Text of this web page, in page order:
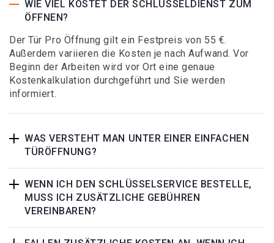
WIE VIEL KOSTET DER SCHLÜSSELDIENST ZUM
ÖFFNEN?
Der Tür Pro Öffnung gilt ein Festpreis von 55 €.
Außerdem variieren die Kosten je nach Aufwand. Vor
Beginn der Arbeiten wird vor Ort eine genaue
Kostenkalkulation durchgeführt und Sie werden
informiert.
WAS VERSTEHT MAN UNTER EINER EINFACHEN
TÜRÖFFNUNG?
WENN ICH DEN SCHLÜSSELSERVICE BESTELLE,
MUSS ICH ZUSÄTZLICHE GEBÜHREN
VEREINBAREN?